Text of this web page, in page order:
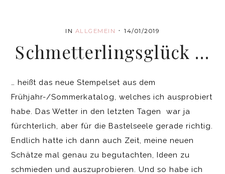
IN ALLGEMEIN · 14/01/2019
Schmetterlingsglück …
… heißt das neue Stempelset aus dem
Frühjahr-/Sommerkatalog, welches ich ausprobiert
habe. Das Wetter in den letzten Tagen war ja
fürchterlich, aber für die Bastelseele gerade richtig.
Endlich hatte ich dann auch Zeit, meine neuen
Schätze mal genau zu begutachten, Ideen zu
schmieden und auszuprobieren. Und so habe ich